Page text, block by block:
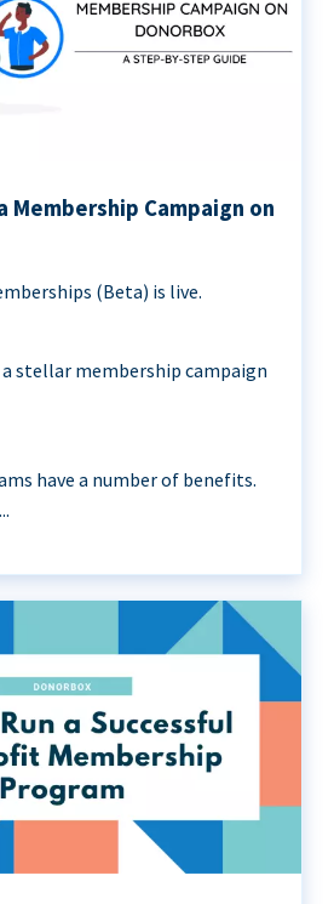
Membership Campaign on
(Beta) is live.
a stellar membership campaign
have a number of benefits.